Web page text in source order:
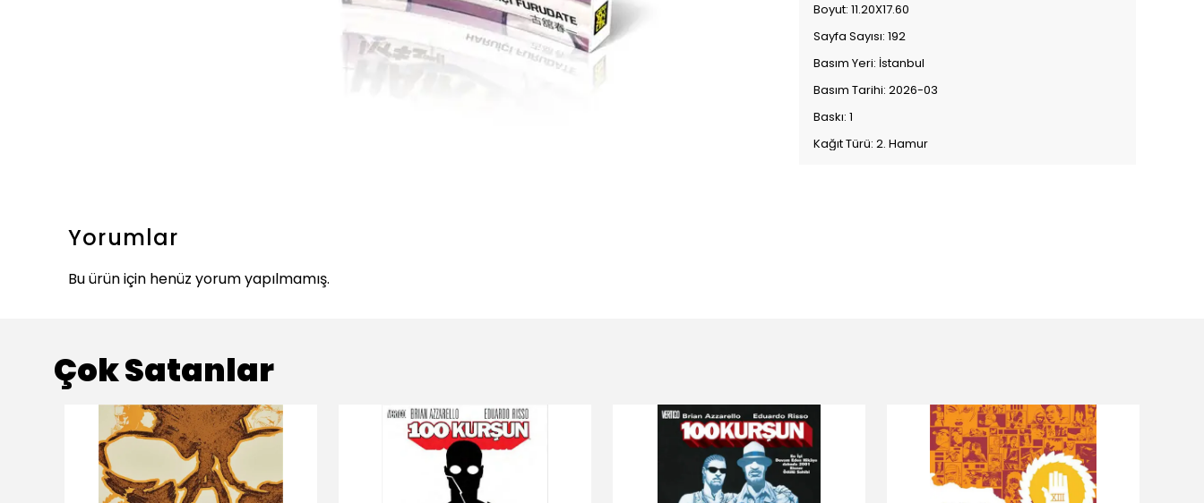
Boyut: 11.20X17.60
Sayfa Sayısı: 192
Basım Yeri: İstanbul
Basım Tarihi: 2026-03
Baskı: 1
Kağıt Türü: 2. Hamur
Yorumlar
Bu ürün için henüz yorum yapılmamış.
Çok Satanlar